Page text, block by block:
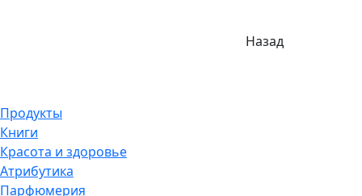
Назад
Продукты
Книги
Красота и здоровье
Атрибутика
Парфюмерия